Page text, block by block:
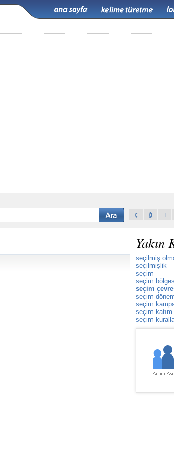
ç
ğ ı
Yakın
seçilmiş
seçilmişlik
seçim
seçim
seçim
seçim
seçim
seçim katım
seçim